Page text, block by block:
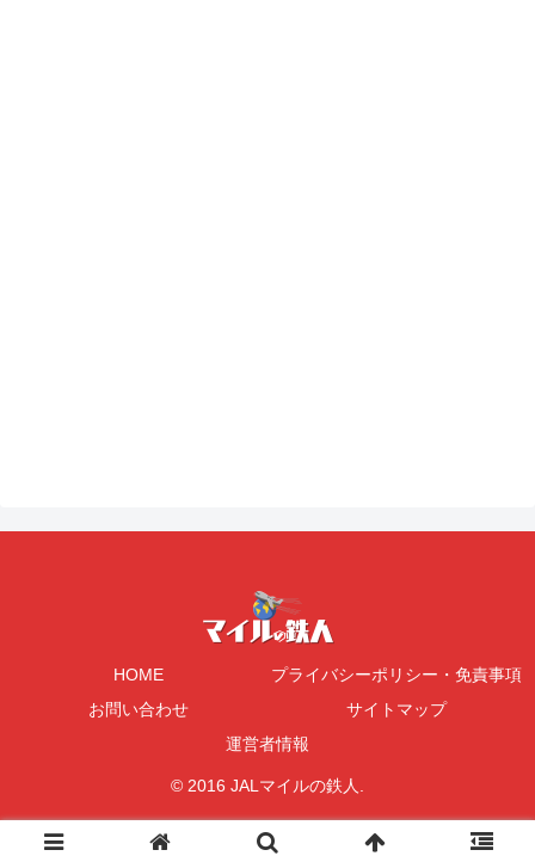
HOME
プライバシーポリシー・免責事項
お問い合わせ
サイトマップ
運営者情報
© 2016 JALマイルの鉄人.